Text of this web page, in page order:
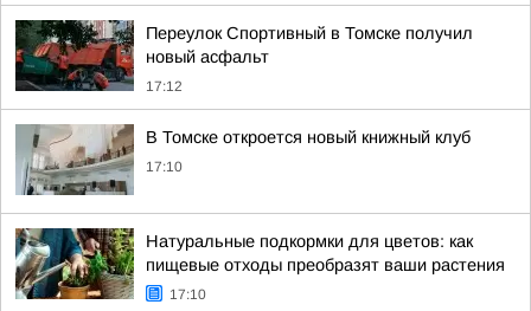
Переулок Спортивный в Томске получил
новый асфальт
17:12
В Томске откроется новый книжный клуб
17:10
Натуральные подкормки для цветов: как
пищевые отходы преобразят ваши растения
17:10